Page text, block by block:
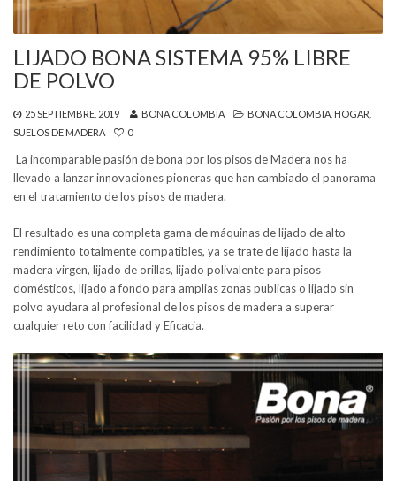
LIJADO BONA SISTEMA 95% LIBRE
DE POLVO
25 SEPTIEMBRE, 2019 BONA COLOMBIA BONA COLOMBIA HOGAR
SUELOS DE MADERA
0
La incomparable pasión de bona por los pisos de Madera nos ha
llevado a lanzar innovaciones pioneras que han cambiado el panorama
en el tratamiento de los pisos de madera.
El resultado es una completa gama de máquinas de lijado de alto
rendimiento totalmente compatibles, ya se trate de lijado hasta la
madera virgen, lijado de orillas, lijado polivalente para pisos
domésticos, lijado a fondo para amplias zonas publicas o lijado sin
polvo ayudara al profesional de los pisos de madera a superar
cualquier reto con facilidad y Eficacia.